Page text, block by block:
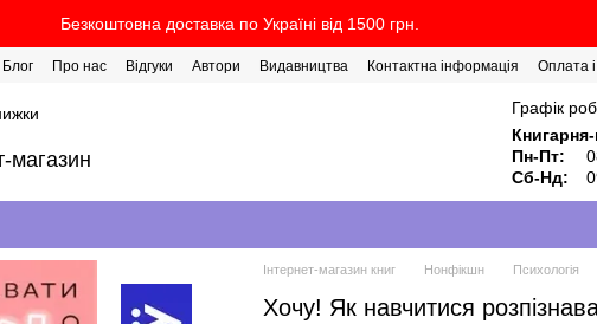
Безкоштовна доставка по Україні від 1500 грн.
Блог Про нас Відгуки Автори Видавництва Контактна інформація Оплата
магазин
Графік
Пн-Пт:
Сб-Нд:
Інтернет-магазин книг Нонфікшн Психологія
Хочу! Як навчитися